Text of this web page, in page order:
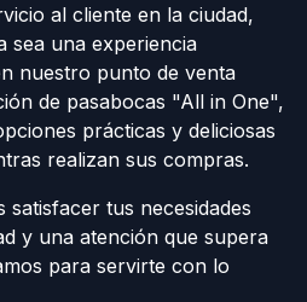
al cliente en la ciudad,
sea una experiencia
nuestro punto de venta
de pasabocas "All in One",
prácticas y deliciosas
realizan sus compras.
tus necesidades
y una atención que supera
para servirte con lo